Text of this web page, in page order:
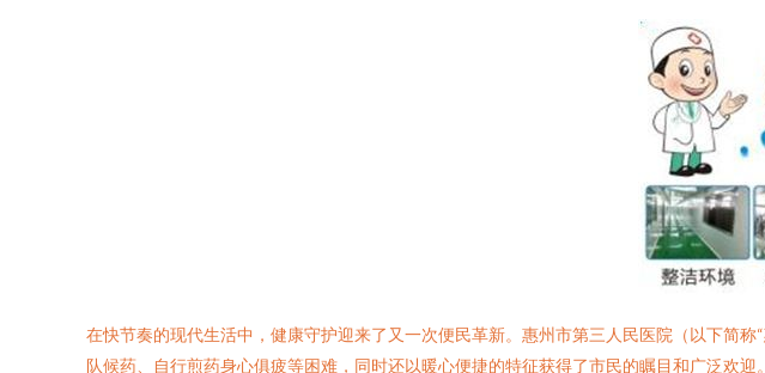
在快节奏的现代生活中，健康守护迎来了又一次便民革新。惠州市第三人民医院（以下简
队候药、自行煎药身心俱疲等困难，同时还以暖心便捷的特征获得了市民的瞩目和广泛欢